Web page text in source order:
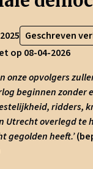
Geschreven
op 08-04-2026
onze opvolgers
beginnen zonder
ridders,
Utrecht overlegd te
gegolden heeft.’